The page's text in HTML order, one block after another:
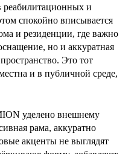
реабилитационных и
спокойно вписывается
и резиденции, где важно
но и аккуратная
Это тот
и в публичной среде,
уделено внешнему
рама, аккуратно
акценты не выглядят